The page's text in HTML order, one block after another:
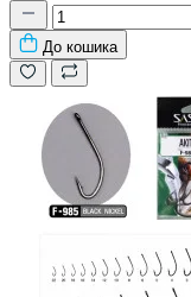
До кошика